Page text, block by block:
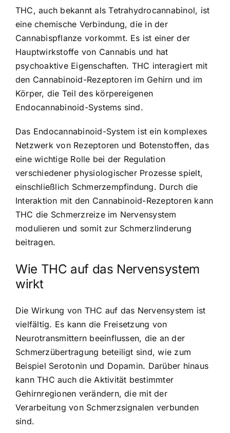
THC, auch bekannt als Tetrahydrocannabinol, ist
eine chemische Verbindung, die in der
Cannabispflanze vorkommt. Es ist einer der
Hauptwirkstoffe von Cannabis und hat
psychoaktive Eigenschaften. THC interagiert mit
den Cannabinoid-Rezeptoren im Gehirn und im
Körper, die Teil des körpereigenen
Endocannabinoid-Systems sind.
Das Endocannabinoid-System ist ein komplexes
Netzwerk von Rezeptoren und Botenstoffen, das
eine wichtige Rolle bei der Regulation
verschiedener physiologischer Prozesse spielt,
einschließlich Schmerzempfindung. Durch die
Interaktion mit den Cannabinoid-Rezeptoren kann
THC die Schmerzreize im Nervensystem
modulieren und somit zur Schmerzlinderung
beitragen.
Wie THC auf das Nervensystem
wirkt
Die Wirkung von THC auf das Nervensystem ist
vielfältig. Es kann die Freisetzung von
Neurotransmittern beeinflussen, die an der
Schmerzübertragung beteiligt sind, wie zum
Beispiel Serotonin und Dopamin. Darüber hinaus
kann THC auch die Aktivität bestimmter
Gehirnregionen verändern, die mit der
Verarbeitung von Schmerzsignalen verbunden
sind.